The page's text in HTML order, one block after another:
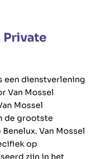
Private
een dienstverlening
Van Mossel
Mossel
de grootste
Van Mossel
op
zijn in het